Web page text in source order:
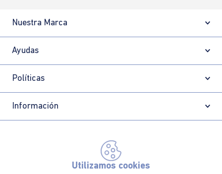
Utilizamos cookies
Nuestra Marca
Ayudas
Políticas
Información